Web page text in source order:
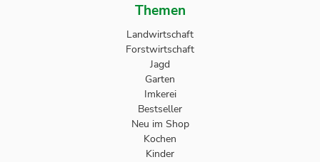
Themen
Landwirtschaft
Forstwirtschaft
Jagd
Garten
Imkerei
Bestseller
Neu im Shop
Kochen
Kinder